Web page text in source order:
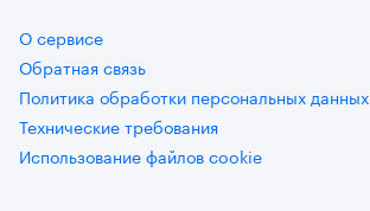
О сервисе
Обратная связь
Политика обработки персональных данных
Технические требования
Использование файлов cookie